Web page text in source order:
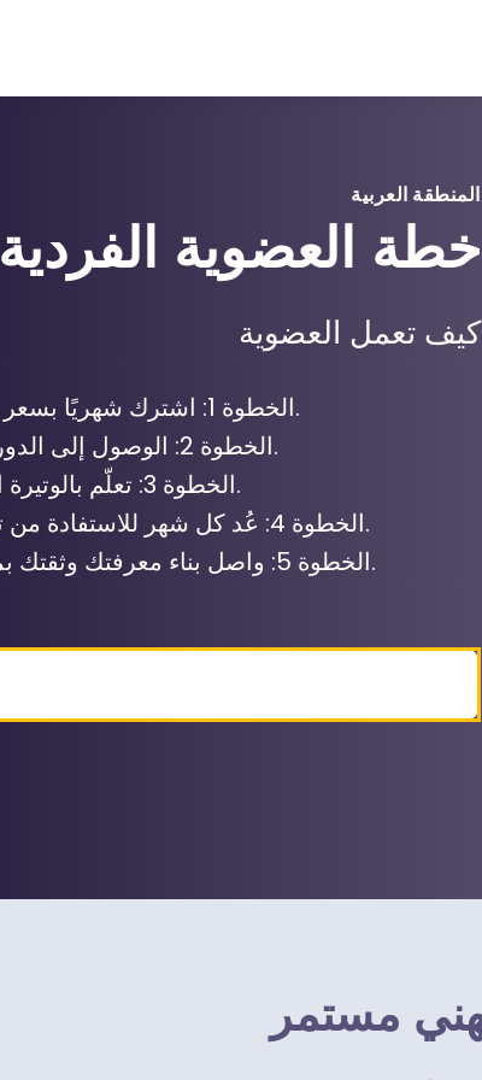
المنطقة العربية
خطة العضوية الفردية
كيف تعمل العضوية
الخطوة 1: اشترك شهريًا بسعر بسيط واحد.
الخطوة 2: الوصول إلى الدورات المتاحة.
الخطوة 3: تعلّم بالوتيرة التي تناسبك.
الخطوة 4: عُد كل شهر للاستفادة من تدريب جديد.
الخطوة 5: واصل بناء معرفتك وثقتك بمرور الوقت.